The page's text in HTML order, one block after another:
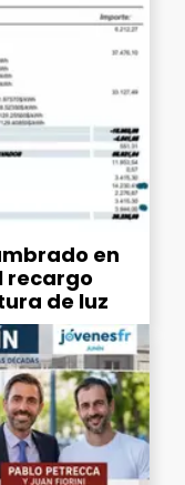
en
recargo
de luz